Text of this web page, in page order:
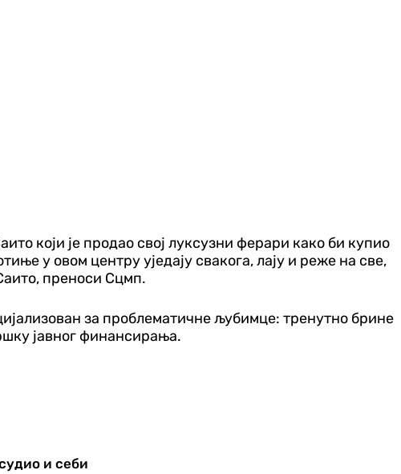
који је продао свој луксузни ферари како би купио
у овом центру уједају свакога, лају и реже на све,
преноси Сцмп.
за проблематичне љубимце: тренутно брине
јавног финансирања.
и себи